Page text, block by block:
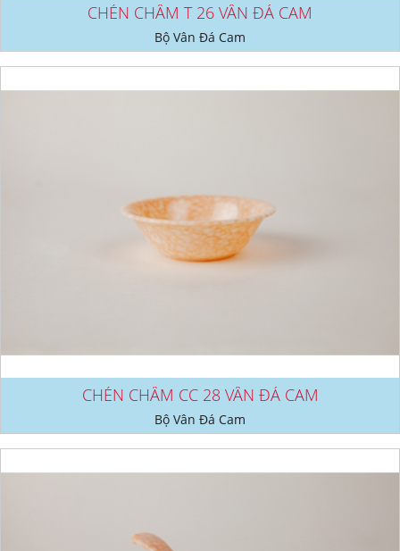
CHÉN CHẤM T 26 VÂN ĐÁ CAM
Bộ Vân Đá Cam
CHÉN CHẤM CC 28 VÂN ĐÁ CAM
Bộ Vân Đá Cam